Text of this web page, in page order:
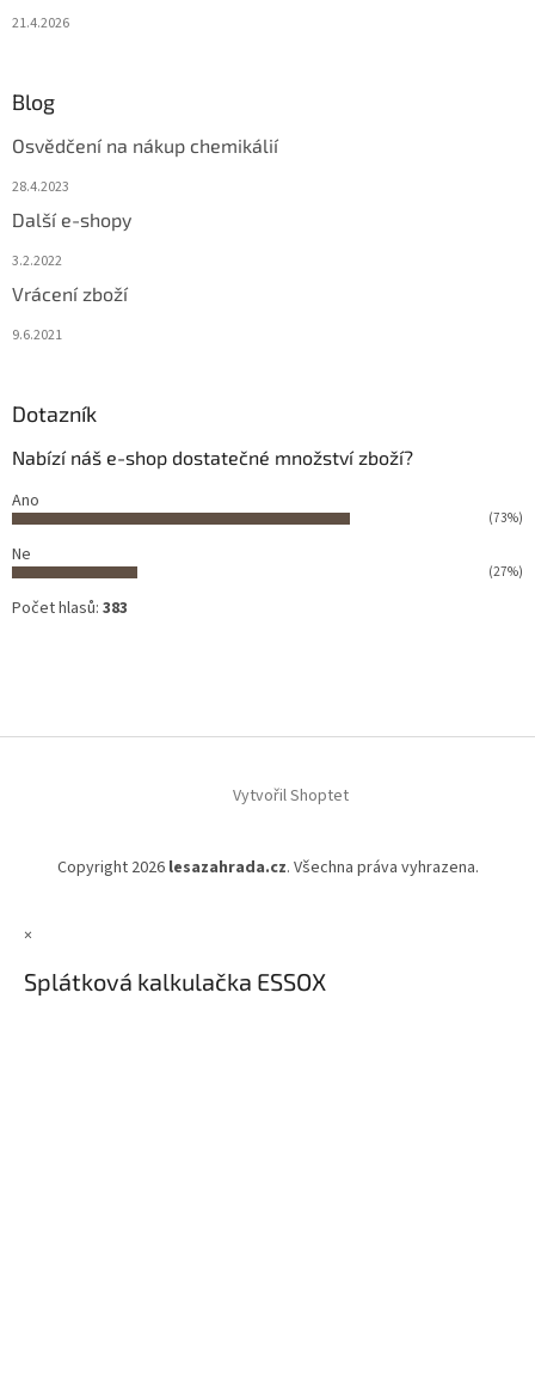
21.4.2026
Blog
Osvědčení na nákup chemikálií
28.4.2023
Další e-shopy
3.2.2022
Vrácení zboží
9.6.2021
Dotazník
Nabízí náš e-shop dostatečné množství zboží?
Ano
(73%)
Ne
(27%)
Počet hlasů: 383
Vytvořil Shoptet
Copyright 2026 lesazahrada.cz. Všechna práva vyhrazena.
×
Splátková kalkulačka ESSOX